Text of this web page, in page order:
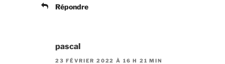
Répondre
pascal
23 FÉVRIER 2022 À 16 H 21 MIN